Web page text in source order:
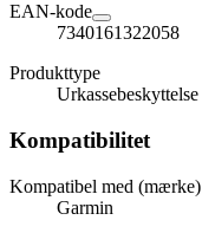
EAN-kode
7340161322058
Produkttype
Urkassebeskyttelse
Kompatibilitet
Kompatibel med (mærke)
Garmin